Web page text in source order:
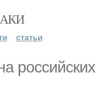
статьи
российских